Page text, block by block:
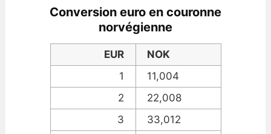
Conversion euro en couronne
norvégienne
EUR
NOK
1
11,004
2
22,008
3
33,012